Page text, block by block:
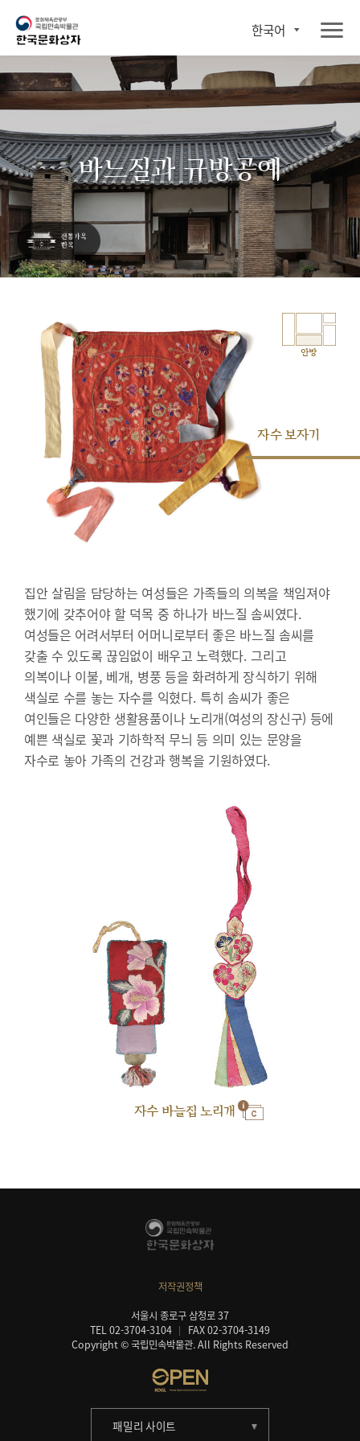
한국어
바느질과 규방공예
안방
자수 보자기
집안 살림을 담당하는 여성들은 가족들의 의복을 책임져야
했기에 갖추어야 할 덕목 중 하나가 바느질 솜씨였다.
여성들은 어려서부터 어머니로부터 좋은 바느질 솜씨를
갖출 수 있도록 끊임없이 배우고 노력했다. 그리고
의복이나 이불, 베개, 병풍 등을 화려하게 장식하기 위해
색실로 수를 놓는 자수를 익혔다. 특히 솜씨가 좋은
여인들은 다양한 생활용품이나 노리개(여성의 장신구) 등에
예쁜 색실로 꽃과 기하학적 무늬 등 의미 있는 문양을
자수로 놓아 가족의 건강과 행복을 기원하였다.
자수 바늘집 노리개
저작권정책
서울시 종로구 삼청로 37
TEL 02-3704-3104
FAX 02-3704-3149
Copyright © 국립민속박물관. All Rights Reserved
패밀리 사이트